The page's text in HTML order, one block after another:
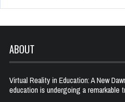
ABOUT
Virtual Reality in Education: A New
education is undergoing a remarkable